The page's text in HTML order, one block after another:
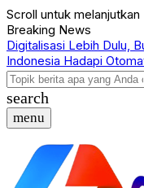
Scroll untuk melanjutkan
Breaking News
Digitalisasi Lebih Dulu,
Indonesia Hadapi
search
menu